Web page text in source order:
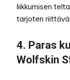
liikkumisen
tarjoten
4. Paras
Wolfskin